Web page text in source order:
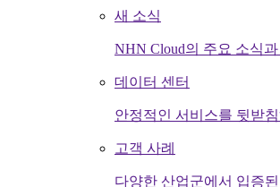
새 소식
NHN Cloud의 주요 소식
데이터 센터
안정적인 서비스를 뒷받
고객 사례
다양한 산업군에서 입증